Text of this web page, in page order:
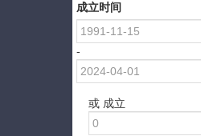
成立时间
-
或 成立